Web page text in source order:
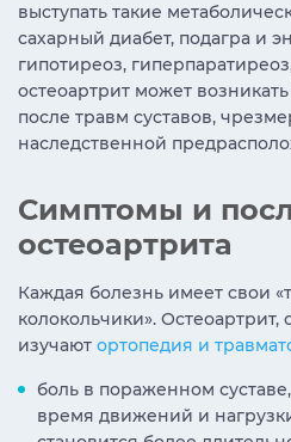
выступать такие
сахарный диабет, подагра и
гипотиреоз,
остеоартрит может
после травм суставов,
наследственной
Симптомы и
остеоартрита
Каждая болезнь имеет свои
колокольчики».
изучают ортопедия и
боль в пораженном
время движений и